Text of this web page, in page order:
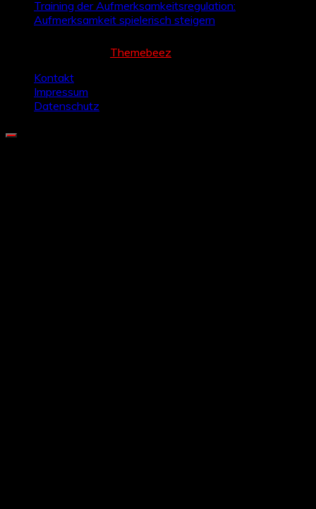
Training der Aufmerksamkeitsregulation:
Aufmerksamkeit spielerisch steigern
Themebeez
Kontakt
Impressum
Datenschutz